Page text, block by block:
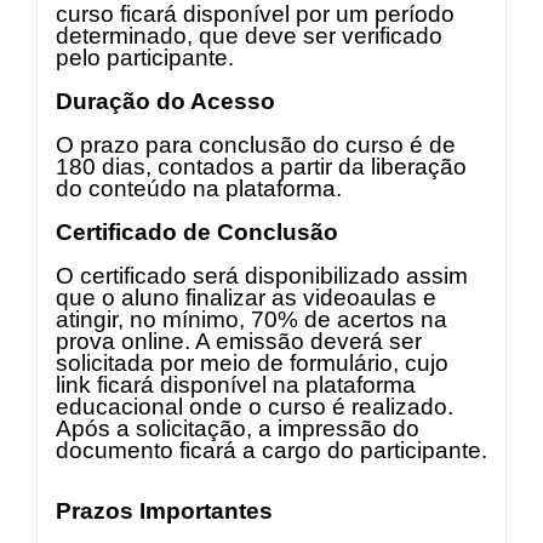
curso ficará disponível por um período
determinado, que deve ser verificado
pelo participante.
Duração do Acesso
O prazo para conclusão do curso é de
180 dias, contados a partir da liberação
do conteúdo na plataforma.
Certificado de Conclusão
O certificado será disponibilizado assim
que o aluno finalizar as videoaulas e
atingir, no mínimo, 70% de acertos na
prova online. A emissão deverá ser
solicitada por meio de formulário, cujo
link ficará disponível na plataforma
educacional onde o curso é realizado.
Após a solicitação, a impressão do
documento ficará a cargo do participante.
Prazos Importantes